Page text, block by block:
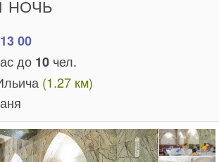
и уютные сауны в Печатниках.
рабочей недели. Тут можно отлично
блюда, искупаться в бассейне,
покурить кальян... А в некоторых
красочнаястриптиз-
настоящих ценителей
НОЧЬ
00
до 10 чел.
(1.27 км)